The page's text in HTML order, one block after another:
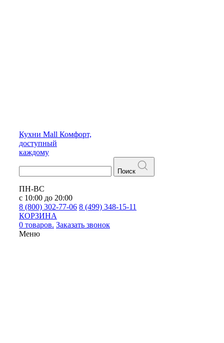
Кухни Mall Комфорт,
доступный
каждому
Поиск
ПН-ВС
с 10:00 до 20:00
8 (800) 302-77-06 8 (499) 348-15-11
КОРЗИНА
0 товаров. Заказать звонок
Меню